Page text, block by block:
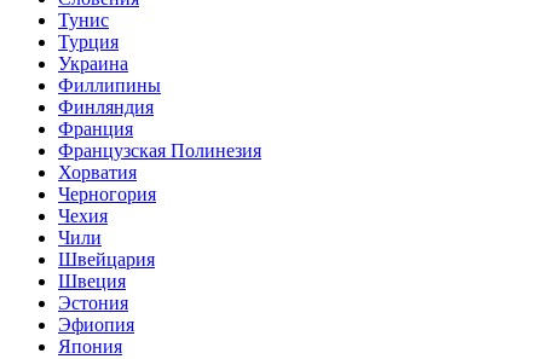
Тунис
Турция
Украина
Филлипины
Финляндия
Франция
Французская Полинезия
Хорватия
Черногория
Чехия
Чили
Швейцария
Швеция
Эстония
Эфиопия
Япония